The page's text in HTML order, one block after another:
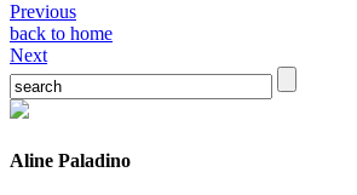
Previous
back to home
Next
Aline Paladino